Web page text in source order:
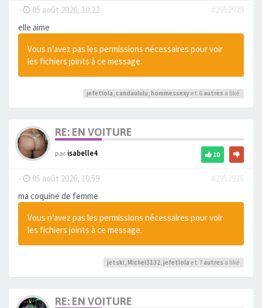
- 05 août 2026, 10:22
#2952929
elle aime
Vous n’avez pas les permissions nécessaires pour voir
les fichiers joints à ce message.
jefetlola, candaululu, hommessexyet 6 autres a liké
RE: EN VOITURE
parisabelle4 10
- 05 août 2026, 10:59
#2952936
ma coquine de femme
Vous n’avez pas les permissions nécessaires pour voir
les fichiers joints à ce message.
jetski Michel3132 jefetlola et 7 autres a liké
RE: EN VOITURE